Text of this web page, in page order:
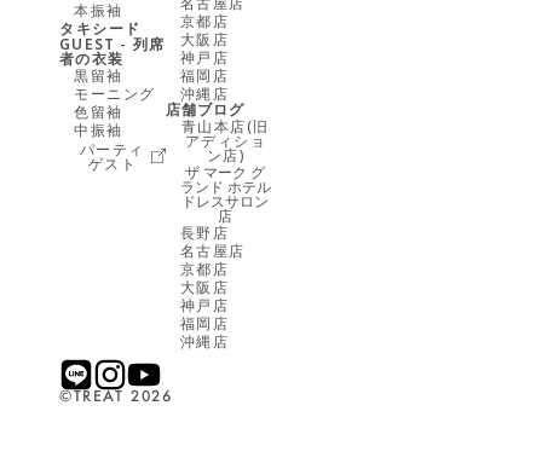
本振袖
タキシード
GUEST - 列席
者の衣装
黒留袖
モーニング
色留袖
中振袖
パーティ
ゲスト
京都店
大阪店
神戸店
福岡店
沖縄店
店舗ブログ
青山本店(旧
アディショ
ン店)
ザ マーク グ
ランド ホテル
ドレスサロン
店
長野店
名古屋店
京都店
大阪店
神戸店
福岡店
沖縄店
©︎TREAT 2026